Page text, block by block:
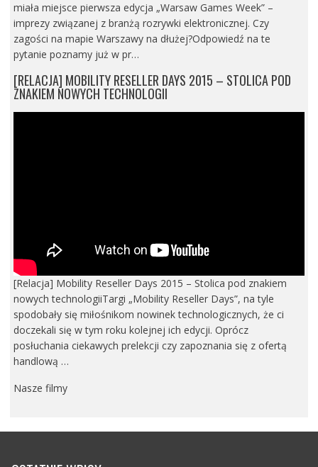
miała miejsce pierwsza edycja „Warsaw Games Week” –
imprezy związanej z branżą rozrywki elektronicznej. Czy
zagości na mapie Warszawy na dłużej?Odpowiedź na te
pytanie poznamy już w pr…
[RELACJA] MOBILITY RESELLER DAYS 2015 – STOLICA POD
ZNAKIEM NOWYCH TECHNOLOGII
[Relacja] Mobility Reseller Days 2015 – Stolica pod znakiem
nowych technologiiTargi „Mobility Reseller Days”, na tyle
spodobały się miłośnikom nowinek technologicznych, że ci
doczekali się w tym roku kolejnej ich edycji. Oprócz
posłuchania ciekawych prelekcji czy zapoznania się z ofertą
handlową …
Nasze filmy